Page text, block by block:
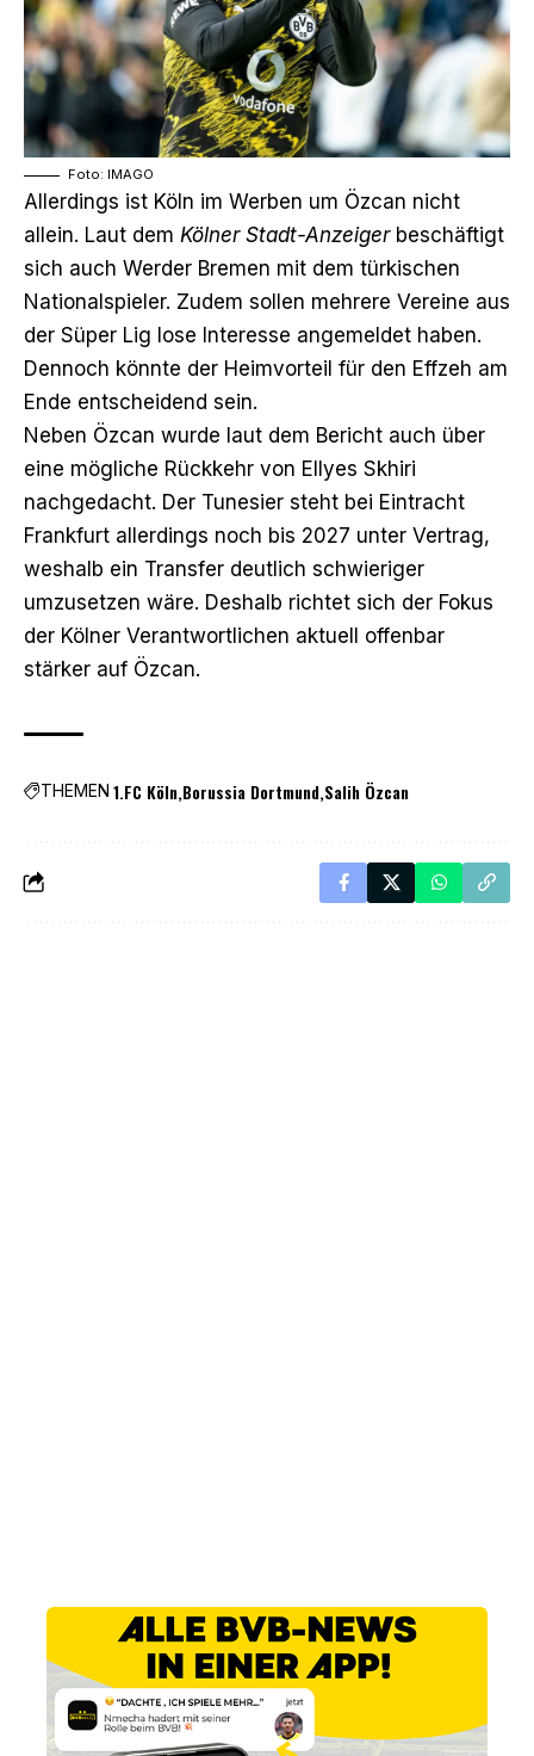
Foto: IMAGO
Allerdings ist Köln im Werben um Özcan nicht
allein. Laut dem Kölner Stadt-Anzeigerbeschäftigt
sich auch Werder Bremen mit dem türkischen
Nationalspieler. Zudem sollen mehrere Vereine aus
der Süper Lig lose Interesse angemeldet haben.
Dennoch könnte der Heimvorteil für den Effzeh am
Ende entscheidend sein.
Neben Özcan wurde laut dem Bericht auch über
eine mögliche Rückkehr von Ellyes Skhiri
nachgedacht. Der Tunesier steht bei Eintracht
Frankfurt allerdings noch bis 2027 unter Vertrag,
weshalb ein Transfer deutlich schwieriger
umzusetzen wäre. Deshalb richtet sich der Fokus
der Kölner Verantwortlichen aktuell offenbar
stärker auf Özcan.
THEMEN 1.FC Köln Borussia Dortmund Salih Özcan